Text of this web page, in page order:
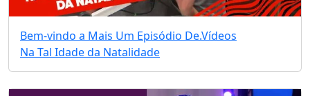
Bem-vindo a Mais Um Episódio De.Vídeos
Na Tal Idade da Natalidade